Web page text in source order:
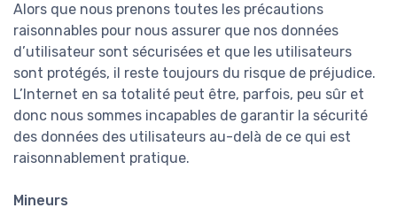
Alors que nous prenons toutes les précautions
raisonnables pour nous assurer que nos données
d’utilisateur sont sécurisées et que les utilisateurs
sont protégés, il reste toujours du risque de préjudice.
L’Internet en sa totalité peut être, parfois, peu sûr et
donc nous sommes incapables de garantir la sécurité
des données des utilisateurs au-delà de ce qui est
raisonnablement pratique.
Mineurs